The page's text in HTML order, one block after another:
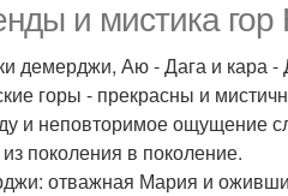
и мистика
демерджи, Аю - Дага и кара -
горы - прекрасны и
и неповторимое ощущение
из поколения в поколение.
отважная Мария и